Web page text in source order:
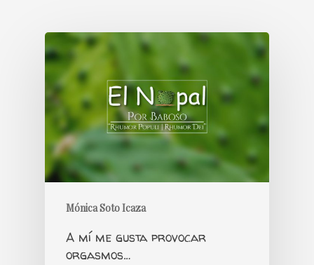
Mónica Soto Icaza
A mí me gusta provocar
orgasmos…